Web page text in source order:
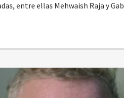
entre ellas Mehwaish Raja y